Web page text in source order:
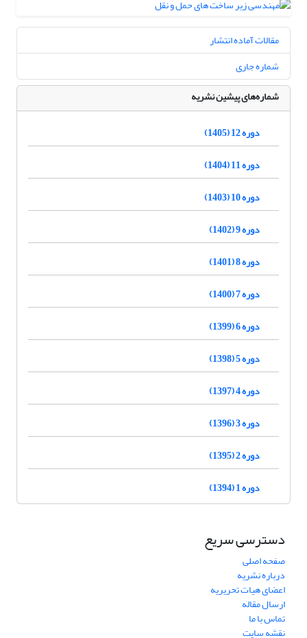
مقالات آماده انتشار
شماره جاری
شماره‌های پیشین نشریه
دوره 12 (1405)
دوره 11 (1404)
دوره 10 (1403)
دوره 9 (1402)
دوره 8 (1401)
دوره 7 (1400)
دوره 6 (1399)
دوره 5 (1398)
دوره 4 (1397)
دوره 3 (1396)
دوره 2 (1395)
دوره 1 (1394)
دسترسی سریع
صفحه اصلی
درباره نشریه
اعضای هیات تحریریه
ارسال مقاله
تماس با ما
نقشه سایت